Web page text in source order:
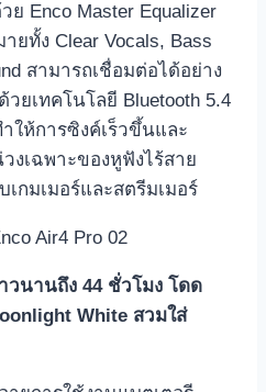
Enco Master Equalizer
ยทั้ง Clear Vocals, Bass
สามารถเชื่อมต่อได้อย่าง
วยเทคโนโลยี Bluetooth 5.4
ให้การซิงค์เร็วขึ้นและ
งเฉพาะของหูฟังไร้สาย
เกมเมอร์และสตรีมเมอร์
วนานถึง 44 ชั่วโมง โดด
White สวมใส่